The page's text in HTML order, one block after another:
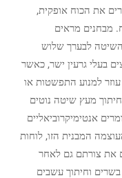
את הכוח אופקית,
מבחנים מראים
לבערך שלוש
בעלי גרעין ישר, כאשר
למנוע התפשטות או
חיתוך מעץ שיטה נוטים
אנטימיקרוביאליים
המבנית הזו, לוחות
את צורתם גם לאחר
וחיתוך עשבים